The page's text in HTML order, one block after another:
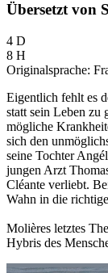
Übersetzt von
4 D
8 H
Originalsprache:
Eigentlich fehlt es
statt sein Leben zu
mögliche
sich den
seine Tochter
jungen Arzt
Cléante verliebt.
Wahn in die
Molières letztes
Hybris des